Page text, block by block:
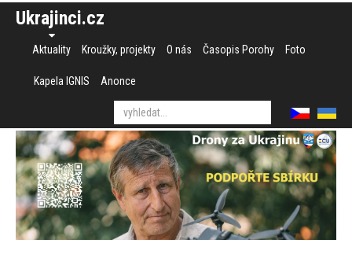
Ukrajinci.cz
Aktuality Kroužky, projekty O nás Časopis Porohy Foto
Kapela IGNIS Anonce